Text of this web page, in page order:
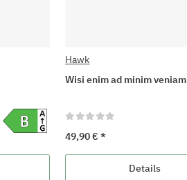
Hawk
Wisi enim ad minim veniam
49,90 €*
Details